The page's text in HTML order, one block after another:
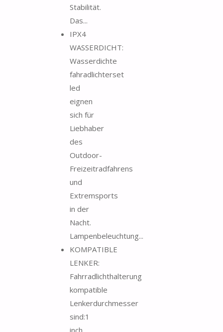
Stabilität.
Das...
IPX4
WASSERDICHT:
Wasserdichte
fahradlichterset
led
eignen
sich für
Liebhaber
des
Outdoor-
Freizeitradfahrens
und
Extremsports
in der
Nacht.
Lampenbeleuchtung...
KOMPATIBLE
LENKER:
Fahrradlichthalterung
kompatible
Lenkerdurchmesser
sind:1
inch